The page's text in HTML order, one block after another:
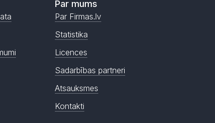
Par mums
Par Firmas.lv
Statistika
Licences
Sadarbības partneri
Atsauksmes
Kontakti